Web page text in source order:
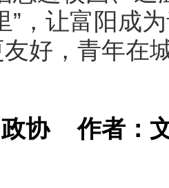
”，让富阳成
好，青年在
政协作者：